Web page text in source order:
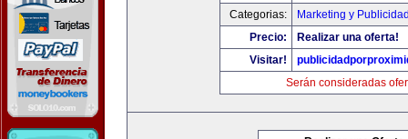
Categorias:
Marketing y
Precio:
Realizar una oferta!
Visitar!
Serán consideradas